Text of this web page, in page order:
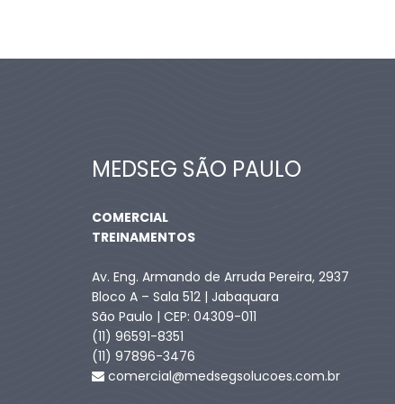
MEDSEG SÃO PAULO
COMERCIAL
TREINAMENTOS
Av. Eng. Armando de Arruda Pereira, 2937
Bloco A – Sala 512 | Jabaquara
São Paulo | CEP: 04309-011
(11) 96591-8351
(11) 97896-3476
comercial@medsegsolucoes.com.br